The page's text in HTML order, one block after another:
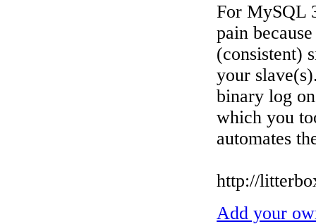
For MySQL
pain
(consistent)
your
binary log
which you
automates
http://
Add your